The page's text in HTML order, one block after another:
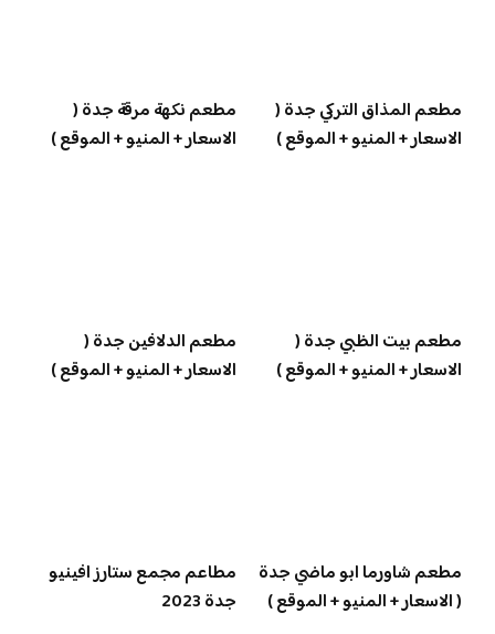
مطعم المذاق التركي جدة (
الاسعار + المنيو + الموقع )
مطعم نكهة مرقة جدة (
الاسعار + المنيو + الموقع )
مطعم بيت الظبي جدة (
الاسعار + المنيو + الموقع )
مطعم الدلافين جدة (
الاسعار + المنيو + الموقع )
مطعم شاورما ابو ماضي جدة
( الاسعار + المنيو + الموقع )
مطاعم مجمع ستارز افينيو
جدة 2023